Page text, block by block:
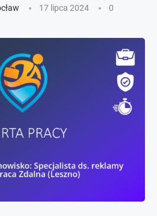
17 lipca 2024
0